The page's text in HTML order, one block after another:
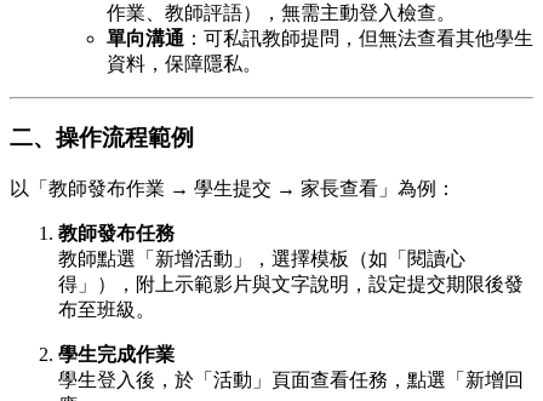
作業、教師評語），無需主動登入檢查。
單向溝通 ：可私訊教師提問，但無法查看其他學生
資料，保障隱私。
二、操作流程範例
以「教師發布作業 → 學生提交 → 家長查看」為例：
教師發布任務
教師點選「新增活動」，選擇模板（如「閱讀心
得」），附上示範影片與文字說明，設定提交期限後發
布至班級。
學生完成作業
學生登入後，於「活動」頁面查看任務，點選「新增回